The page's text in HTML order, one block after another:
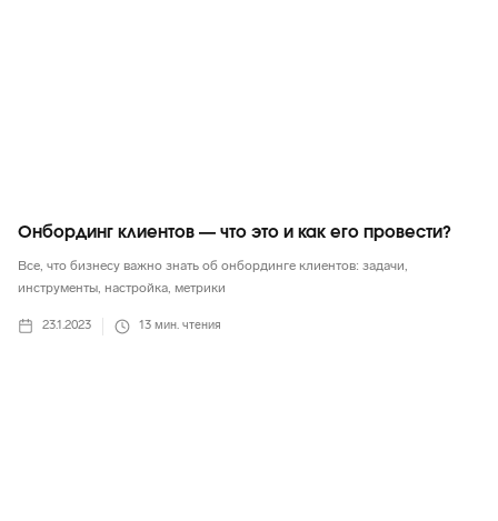
Онбординг клиентов — что это и как его провести?
Все, что бизнесу важно знать об онбординге клиентов: задачи,
инструменты, настройка, метрики
23.1.2023 13 мин. чтения